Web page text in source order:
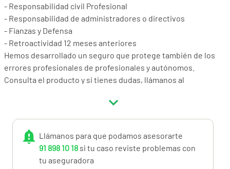
- Responsabilidad civil Profesional
- Responsabilidad de administradores o directivos
- Fianzas y Defensa
- Retroactividad 12 meses anteriores
Hemos desarrollado un seguro que protege también de los
errores profesionales de profesionales y autónomos.
Consulta el producto y si tienes dudas, llámanos al
Llámanos para que podamos asesorarte
91 898 10 18 si tu caso reviste problemas con
tu aseguradora